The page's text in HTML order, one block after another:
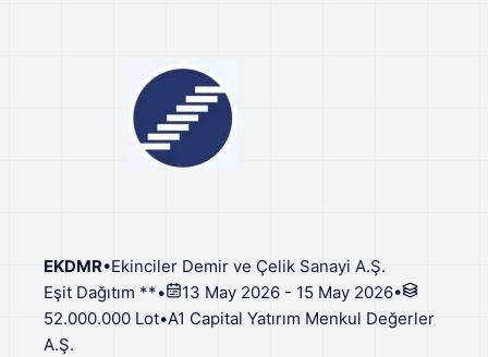
EKDMR•Ekinciler Demir ve Çelik Sanayi A.Ş.
Eşit Dağıtım **• 13 May 2026 - 15 May 2026•
52.000.000 Lot•A1 Capital Yatırım Menkul Değerler
A.Ş.